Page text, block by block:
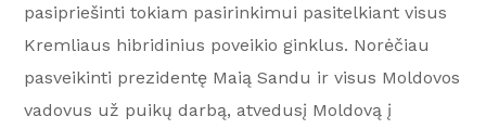
pasipriešinti tokiam pasirinkimui pasitelkiant visus
Kremliaus hibridinius poveikio ginklus. Norėčiau
pasveikinti prezidentę Maią Sandu ir visus Moldovos
vadovus už puikų darbą, atvedusį Moldovą į